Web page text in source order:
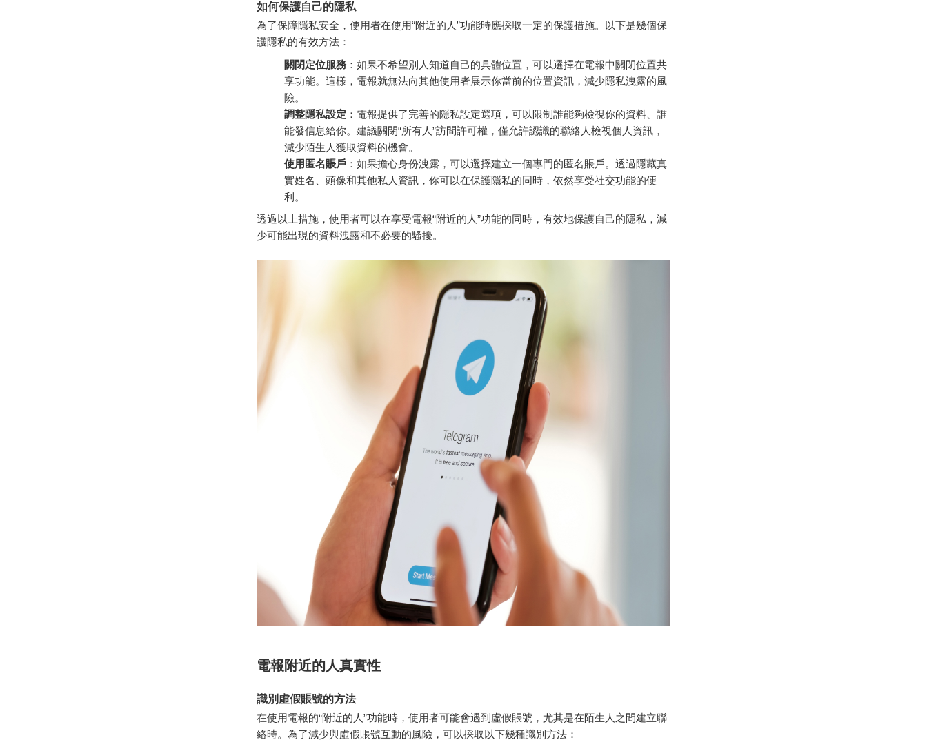
如何保護自己的隱私
為了保障隱私安全，使用者在使用“附近的人”功能時應採取一定的保護措施。以下是幾個保
護隱私的有效方法：
關閉定位服務 ：如果不希望別人知道自己的具體位置，可以選擇在電報中關閉位置共
享功能。這樣，電報就無法向其他使用者展示你當前的位置資訊，減少隱私洩露的風
險。
調整隱私設定 ：電報提供了完善的隱私設定選項，可以限制誰能夠檢視你的資料、誰
能發信息給你。建議關閉“所有人”訪問許可權，僅允許認識的聯絡人檢視個人資訊，
減少陌生人獲取資料的機會。
使用匿名賬戶 ：如果擔心身份洩露，可以選擇建立一個專門的匿名賬戶。透過隱藏真
實姓名、頭像和其他私人資訊，你可以在保護隱私的同時，依然享受社交功能的便
利。
透過以上措施，使用者可以在享受電報“附近的人”功能的同時，有效地保護自己的隱私，減
少可能出現的資料洩露和不必要的騷擾。
電報附近的人真實性
識別虛假賬號的方法
在使用電報的“附近的人”功能時，使用者可能會遇到虛假賬號，尤其是在陌生人之間建立聯
絡時。為了減少與虛假賬號互動的風險，可以採取以下幾種識別方法：